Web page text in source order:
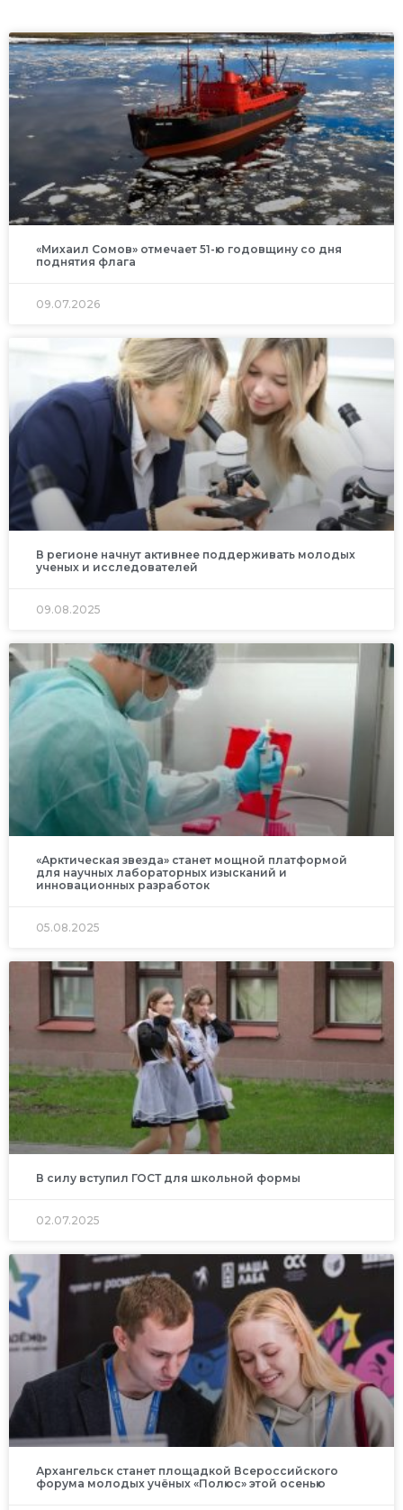
«Михаил Сомов» отмечает 51-ю годовщину со дня
поднятия флага
09.07.2026
В регионе начнут активнее поддерживать молодых
ученых и исследователей
09.08.2025
«Арктическая звезда» станет мощной платформой
для научных лабораторных изысканий и
инновационных разработок
05.08.2025
В силу вступил ГОСТ для школьной формы
02.07.2025
Архангельск станет площадкой Всероссийского
форума молодых учёных «Полюс» этой осенью